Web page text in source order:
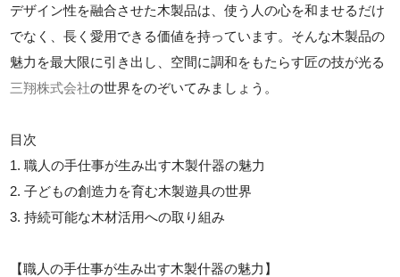
デザイン性を融合させた木製品は、使う人の心を和ませるだけ
でなく、長く愛用できる価値を持っています。そんな木製品の
魅力を最大限に引き出し、空間に調和をもたらす匠の技が光る
三翔株式会社の世界をのぞいてみましょう。
目次
1. 職人の手仕事が生み出す木製什器の魅力
2. 子どもの創造力を育む木製遊具の世界
3. 持続可能な木材活用への取り組み
【職人の手仕事が生み出す木製什器の魅力】